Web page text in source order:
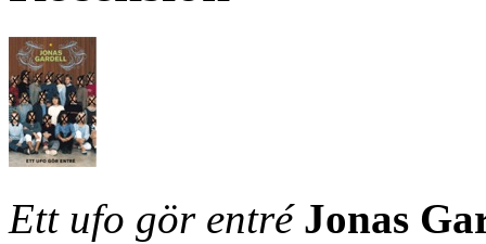
Ett ufo gör entré Jonas